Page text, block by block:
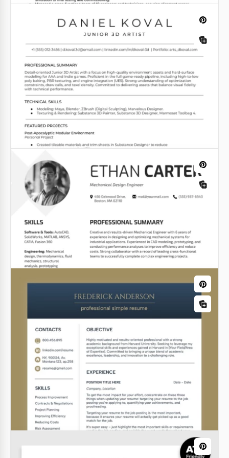
Harvard Business School Lebenslauf
Dieses Harvard Business School Lebenslaufmuster
eine von ihnen kostenlos verwenden.
Google Docs